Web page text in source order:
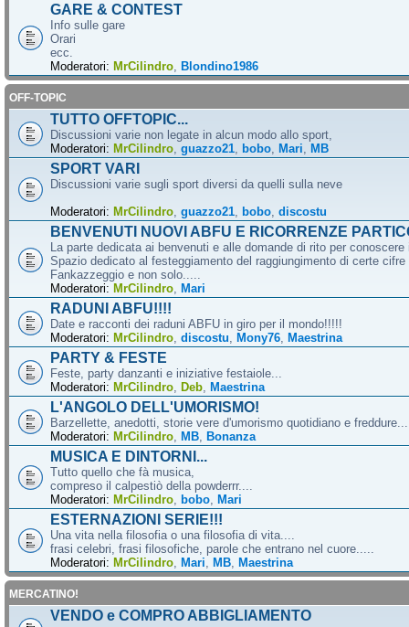
GARE & CONTEST
Info sulle gare
Orari
ecc.
Moderatori: MrCilindro Blondino1986
OFF-TOPIC
TUTTO OFFTOPIC...
Discussioni varie non legate in alcun modo allo sport,
Moderatori: MrCilindro guazzo21 bobo Mari MB
SPORT VARI
Discussioni varie sugli sport diversi da quelli sulla neve
Moderatori: MrCilindro guazzo21 bobo discostu
BENVENUTI NUOVI ABFU E RICORRENZE
La parte dedicata ai benvenuti e alle domande di rito per
Spazio dedicato al festeggiamento del raggiungimento di certe cifre
Fankazzeggio e non solo.....
Moderatori: MrCilindro Mari
RADUNI ABFU!!!!
Date e racconti dei raduni ABFU in giro per il mondo!!!!!
Moderatori: MrCilindro discostu Mony76 Maestrina
PARTY & FESTE
Feste, party danzanti e iniziative festaiole...
Moderatori: MrCilindro Deb Maestrina
L'ANGOLO DELL'UMORISMO!
Barzellette, anedotti, storie vere d'umorismo quotidiano e
Moderatori: MrCilindro MB Bonanza
MUSICA E DINTORNI...
Tutto quello che fà musica,
compreso il calpestiò della powderrr....
Moderatori: MrCilindro bobo Mari
ESTERNAZIONI SERIE!!!
Una vita nella filosofia o una filosofia di vita....
frasi celebri, frasi filosofiche, parole che entrano nel cuore.....
Moderatori: MrCilindro Mari MB Maestrina
MERCATINO!
VENDO e COMPRO ABBIGLIAMENTO